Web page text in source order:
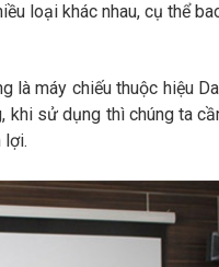
loại khác nhau, cụ thể
là máy chiếu thuộc hiệu
sử dụng thì chúng ta
lợi.